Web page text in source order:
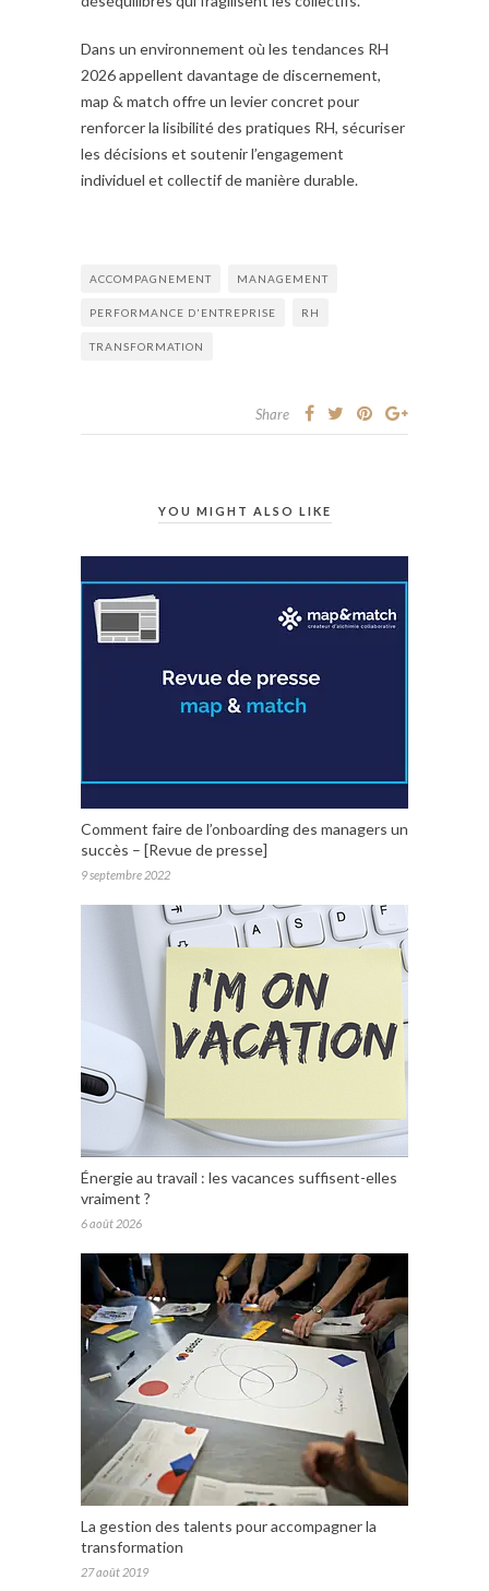
Dans un environnement où les tendances RH
2026 appellent davantage de discernement,
map & match offre un levier concret pour
renforcer la lisibilité des pratiques RH, sécuriser
les décisions et soutenir l’engagement
individuel et collectif de manière durable.
ACCOMPAGNEMENT MANAGEMENT
PERFORMANCE D'ENTREPRISE RH
TRANSFORMATION
Share
YOU MIGHT ALSO LIKE
Comment faire de l’onboarding des managers un
succès – [Revue de presse]
9 septembre 2022
Énergie au travail : les vacances suffisent-elles
vraiment ?
6 août 2026
La gestion des talents pour accompagner la
transformation
27 août 2019